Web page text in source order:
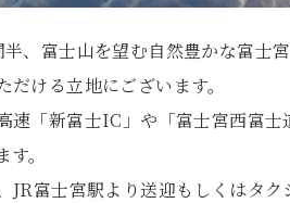
周辺店
よく
、富士山を望む自然豊かな富士
ける立地にございます。
速「新富士IC」や「富士宮西富
。
JR富士宮駅より送迎もしくはタク